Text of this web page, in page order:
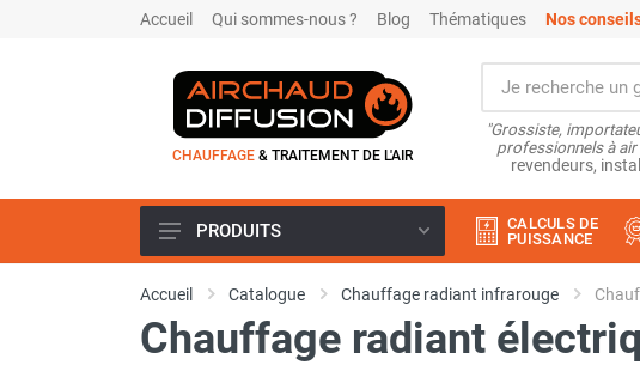
Accueil Qui sommes-nous ? Blog Thématiques Nos
CHAUFFAGE & TRAITEMENT DE L'AIR
"Grossiste,
professionnels à
revendeurs,
Climatiseur
Climatiseur mobile
Climatiseur mobile résidentiel et
PRODUITS
CALCULS DE
PUISSANCE
Accueil Catalogue Chauffage radiant infrarouge
Chauffage radiant